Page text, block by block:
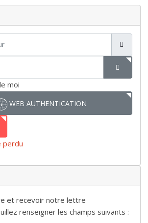
SHOW
moi
WEB AUTHENTICATION
perdu
et recevoir notre lettre
renseigner les champs suivants :